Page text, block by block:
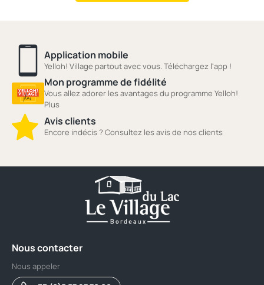
Application mobile
Yelloh! Village partout avec vous. Téléchargez l'app !
Mon programme de fidélité
Vous allez adorer les avantages du programme Yelloh!
Plus
Avis clients
Encore indécis ? Consultez les avis de nos clients
Nous contacter
Nous appeler